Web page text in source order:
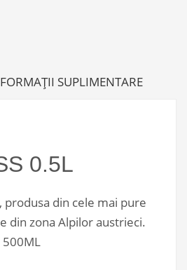
SUPLIMENTARE
0.5L
din cele mai pure
din zona Alpilor austrieci.